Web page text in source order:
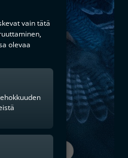
vain tätä
olevaa